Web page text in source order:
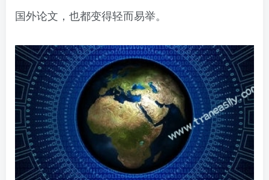
国外论文，也都变得轻而易举。